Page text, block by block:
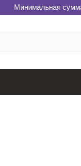
Минимальная